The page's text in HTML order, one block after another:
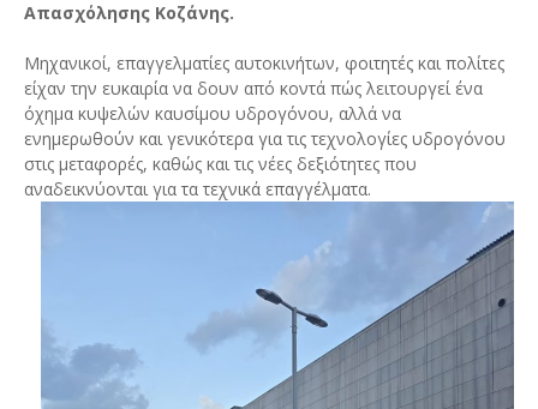
Απασχόλησης Κοζάνης.
Μηχανικοί, επαγγελματίες αυτοκινήτων, φοιτητές και πολίτες
είχαν την ευκαιρία να δουν από κοντά πώς λειτουργεί ένα
όχημα κυψελών καυσίμου υδρογόνου, αλλά να
ενημερωθούν και γενικότερα για τις τεχνολογίες υδρογόνου
στις μεταφορές, καθώς και τις νέες δεξιότητες που
αναδεικνύονται για τα τεχνικά επαγγέλματα.